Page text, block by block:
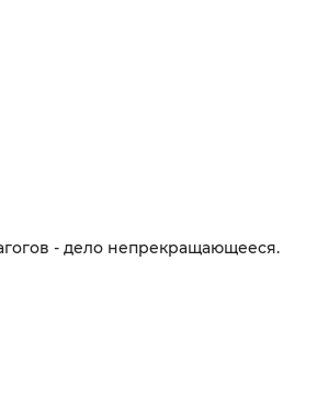
- дело непрекращающееся.